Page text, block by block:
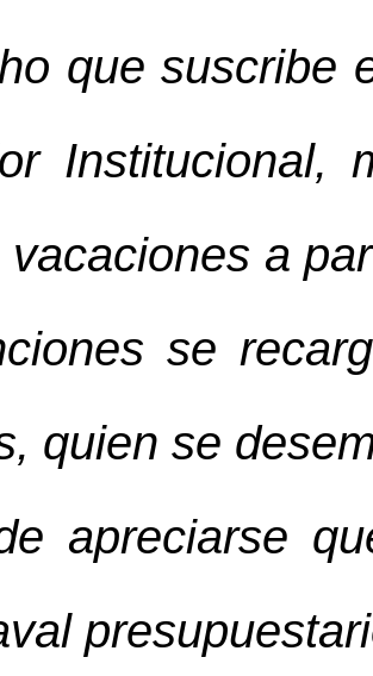
que suscribe
Institucional,
a
se
quien se
apreciarse